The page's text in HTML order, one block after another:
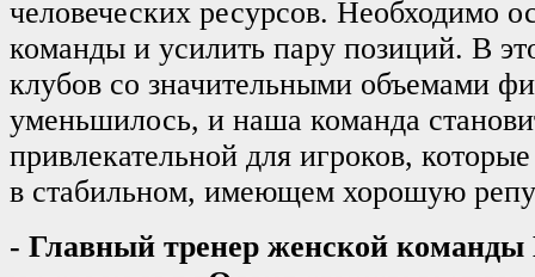
человеческих ресурсов. Необходимо
команды и усилить пару позиций. В
клубов со значительными объемами
уменьшилось, и наша команда
привлекательной для игроков,
в стабильном, имеющем хорошую
- Главный тренер женской команды